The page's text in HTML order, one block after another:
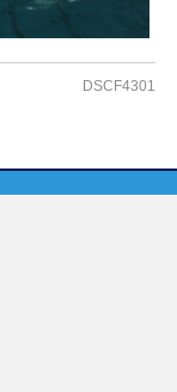
DSCF4301